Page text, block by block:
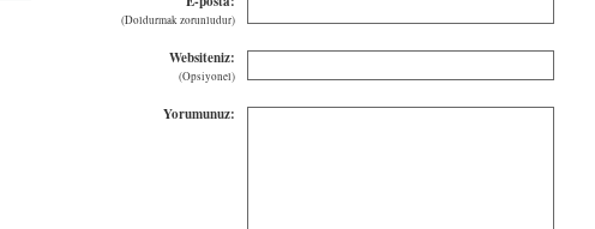
(Doldurmak zorunludur)
Websiteniz:
(Opsiyonel)
Yorumunuz: